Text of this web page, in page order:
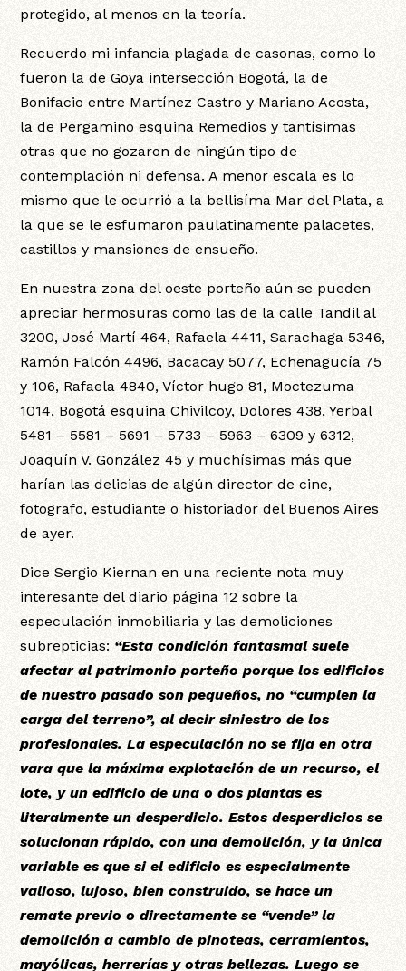
protegido, al menos en la teoría.
Recuerdo mi infancia plagada de casonas, como lo
fueron la de Goya intersección Bogotá, la de
Bonifacio entre Martínez Castro y Mariano Acosta,
la de Pergamino esquina Remedios y tantísimas
otras que no gozaron de ningún tipo de
contemplación ni defensa. A menor escala es lo
mismo que le ocurrió a la bellisíma Mar del Plata, a
la que se le esfumaron paulatinamente palacetes,
castillos y mansiones de ensueño.
En nuestra zona del oeste porteño aún se pueden
apreciar hermosuras como las de la calle Tandil al
3200, José Martí 464, Rafaela 4411, Sarachaga 5346,
Ramón Falcón 4496, Bacacay 5077, Echenagucía 75
y 106, Rafaela 4840, Víctor hugo 81, Moctezuma
1014, Bogotá esquina Chivilcoy, Dolores 438, Yerbal
5481 – 5581 – 5691 – 5733 – 5963 – 6309 y 6312,
Joaquín V. González 45 y muchísimas más que
harían las delicias de algún director de cine,
fotografo, estudiante o historiador del Buenos Aires
de ayer.
Dice Sergio Kiernan en una reciente nota muy
interesante del diario página 12 sobre la
especulación inmobiliaria y las demoliciones
subrepticias: “Esta condición fantasmal suele
afectar al patrimonio porteño porque los edificios
de nuestro pasado son pequeños, no “cumplen la
carga del terreno”, al decir siniestro de los
profesionales. La especulación no se fija en otra
vara que la máxima explotación de un recurso, el
lote, y un edificio de una o dos plantas es
literalmente un desperdicio. Estos desperdicios se
solucionan rápido, con una demolición, y la única
variable es que si el edificio es especialmente
valioso, lujoso, bien construido, se hace un
remate previo o directamente se “vende” la
demolición a cambio de pinoteas, cerramientos,
mayólicas, herrerías y otras bellezas. Luego se